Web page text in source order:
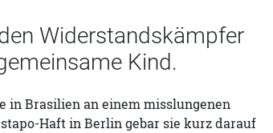
Widerstandskämpfer
Kind.
in Brasilien an einem misslungenen
Haft in Berlin gebar sie kurz darauf